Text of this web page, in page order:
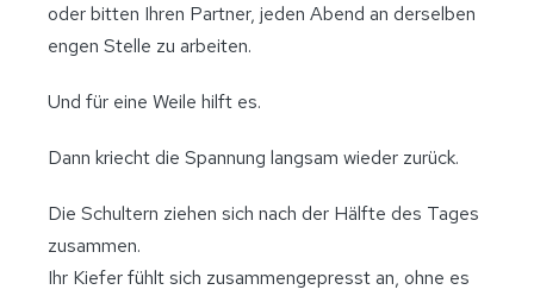
oder bitten Ihren Partner, jeden Abend an derselben
engen Stelle zu arbeiten.
Und für eine Weile hilft es.
Dann kriecht die Spannung langsam wieder zurück.
Die Schultern ziehen sich nach der Hälfte des Tages
zusammen.
Ihr Kiefer fühlt sich zusammengepresst an, ohne es